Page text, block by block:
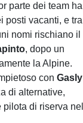
parte dei team ha
posti vacanti, e tra
nomi rischiano il
, dopo un
la Alpine.
con Gasly
di alternative,
di riserva nel